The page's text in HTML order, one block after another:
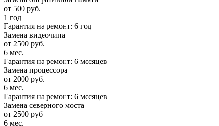
от 500 руб.
1 год.
Гарантия на ремонт: 6 год
Замена видеочипа
от 2500 руб.
6 мес.
Гарантия на ремонт: 6 месяцев
Замена процессора
от 2000 руб.
6 мес.
Гарантия на ремонт: 6 месяцев
Замена северного моста
от 2500 руб
6 мес.